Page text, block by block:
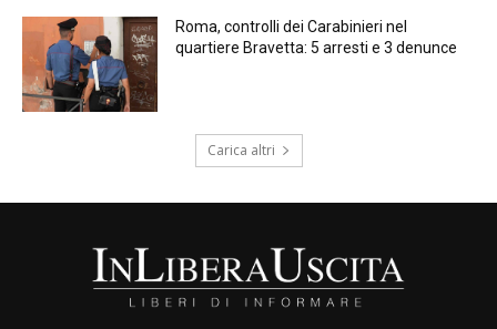
Roma, controlli dei Carabinieri nel
quartiere Bravetta: 5 arresti e 3 denunce
Carica altri